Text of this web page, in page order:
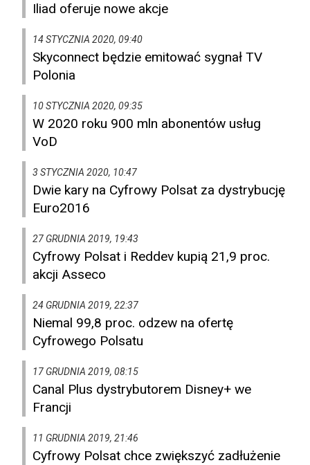
Iliad oferuje nowe akcje
14 STYCZNIA 2020, 09:40
Skyconnect będzie emitować sygnał TV
Polonia
10 STYCZNIA 2020, 09:35
W 2020 roku 900 mln abonentów usług
VoD
3 STYCZNIA 2020, 10:47
Dwie kary na Cyfrowy Polsat za dystrybucję
Euro2016
27 GRUDNIA 2019, 19:43
Cyfrowy Polsat i Reddev kupią 21,9 proc.
akcji Asseco
24 GRUDNIA 2019, 22:37
Niemal 99,8 proc. odzew na ofertę
Cyfrowego Polsatu
17 GRUDNIA 2019, 08:15
Canal Plus dystrybutorem Disney+ we
Francji
11 GRUDNIA 2019, 21:46
Cyfrowy Polsat chce zwiększyć zadłużenie